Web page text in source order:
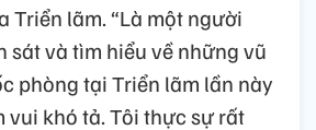
Triển lãm. “Là một người
sát và tìm hiểu về những vũ
phòng tại Triển lãm lần này
vui khó tả. Tôi thực sự rất